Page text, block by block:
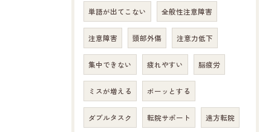
単語が出てこない 全般性注意障害
注意障害 頭部外傷 注意力低下
集中できない 疲れやすい 脳疲労
ミスが増える ボーッとする
ダブルタスク 転院サポート 遠方転院